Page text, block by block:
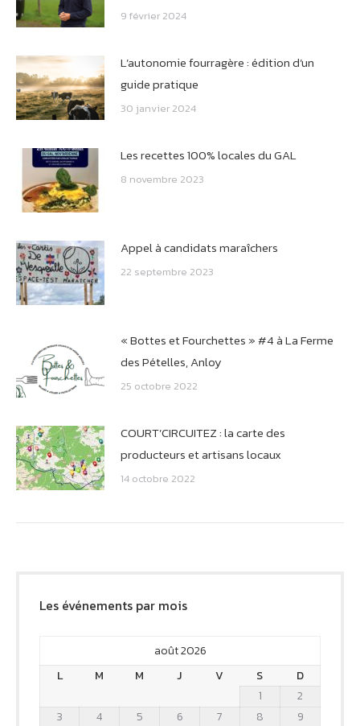
9 février 2024
L’autonomie fourragère : édition d’un
guide pratique
30 janvier 2024
Les recettes 100% locales du GAL
8 novembre 2023
Appel à candidats maraîchers
22 septembre 2023
« Bottes et Fourchettes » #4 à La Ferme
des Pételles, Anloy
25 octobre 2022
COURT’CIRCUITEZ : la carte des
producteurs et artisans locaux
14 octobre 2022
Les événements par mois
août 2026
L
M M J V S
D
1
2
3
4 5 6 7 8
9